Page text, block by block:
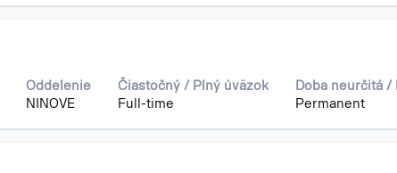
Oddelenie
NINOVE
Čiastočný / Plný úväzok
Full-time
Doba neurčitá /
Permanent